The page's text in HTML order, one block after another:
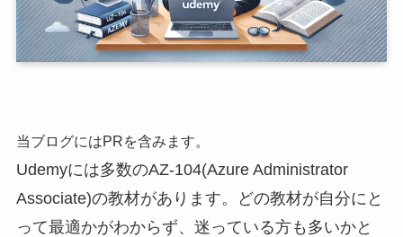
当ブログにはPRを含みます。
Udemyには多数のAZ-104(Azure Administrator
Associate)の教材があります。どの教材が自分にと
って最適かがわからず、迷っている方も多いかと